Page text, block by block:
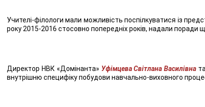
Учителі-філологи мали можливість поспілкуватися із
року 2015-2016 стосовно попередніх років, надали поради
Директор НВК «Домінанта» Уфімцева Світлана Василівна
внутрішню специфіку побудови навчально-виховного